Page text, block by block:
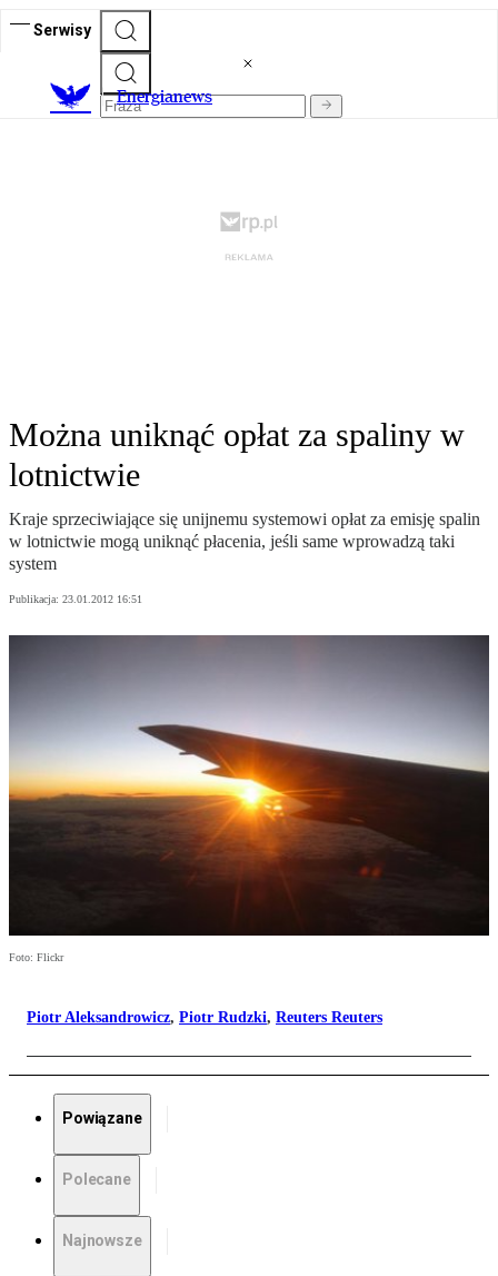
Serwisy
Energianews
Można uniknąć opłat za spaliny w
lotnictwie
Kraje sprzeciwiające się unijnemu systemowi opłat za emisję spalin
w lotnictwie mogą uniknąć płacenia, jeśli same wprowadzą taki
system
Publikacja: 23.01.2012 16:51
Foto: Flickr
Piotr Aleksandrowicz, Piotr Rudzki, Reuters Reuters
Powiązane
Polecane
Najnowsze